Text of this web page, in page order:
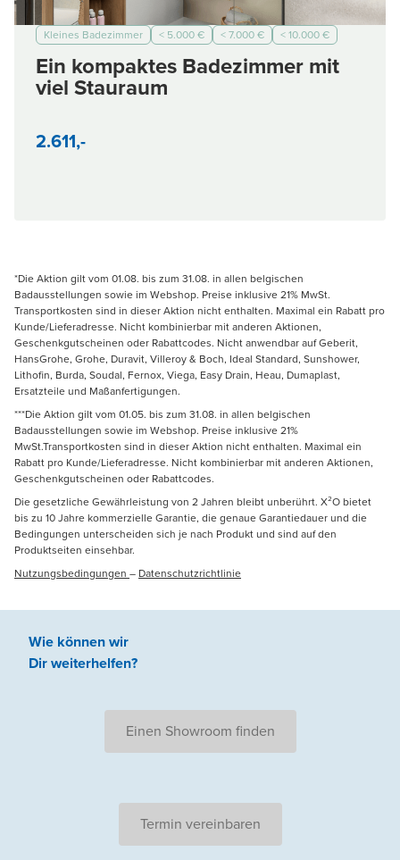
Kleines Badezimmer < 5.000 € < 7.000 €
< 10.000 €
Modern
Ein kompaktes Badezimmer mit
viel Stauraum
2.611,-
*Die Aktion gilt vom 01.08. bis zum 31.08. in allen belgischen
Badausstellungen sowie im Webshop. Preise inklusive 21% MwSt.
Transportkosten sind in dieser Aktion nicht enthalten. Maximal ein Rabatt pro
Kunde/Lieferadresse. Nicht kombinierbar mit anderen Aktionen,
Geschenkgutscheinen oder Rabattcodes. Nicht anwendbar auf Geberit,
HansGrohe, Grohe, Duravit, Villeroy & Boch, Ideal Standard, Sunshower,
Lithofin, Burda, Soudal, Fernox, Viega, Easy Drain, Heau, Dumaplast,
Ersatzteile und Maßanfertigungen.
***Die Aktion gilt vom 01.05. bis zum 31.08. in allen belgischen
Badausstellungen sowie im Webshop. Preise inklusive 21%
MwSt.Transportkosten sind in dieser Aktion nicht enthalten. Maximal ein
Rabatt pro Kunde/Lieferadresse. Nicht kombinierbar mit anderen Aktionen,
Geschenkgutscheinen oder Rabattcodes.
Die gesetzliche Gewährleistung von 2 Jahren bleibt unberührt. X²O bietet
bis zu 10 Jahre kommerzielle Garantie, die genaue Garantiedauer und die
Bedingungen unterscheiden sich je nach Produkt und sind auf den
Produktseiten einsehbar.
Nutzungsbedingungen – Datenschutzrichtlinie
Wie können wir
Dir weiterhelfen?
Einen Showroom finden
Termin vereinbaren